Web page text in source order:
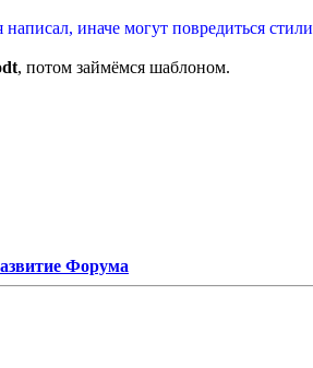
иначе могут повредиться стили
, потом займёмся шаблоном.
Форума